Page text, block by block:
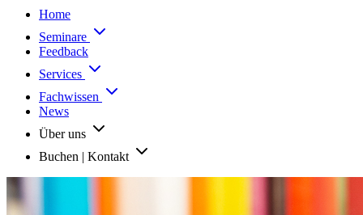
Home
Seminare
Feedback
Services
Fachwissen
News
Über uns
Buchen | Kontakt